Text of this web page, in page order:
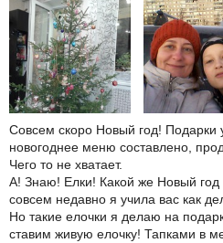
Совсем скоро Новый год! Подарки
новогоднее меню составлено,
Чего то не хватает.
А! Знаю! Елки! Какой же Новый год
совсем недавно я учила вас как
Но такие елочки я делаю на
ставим живую елочку! Тапками в